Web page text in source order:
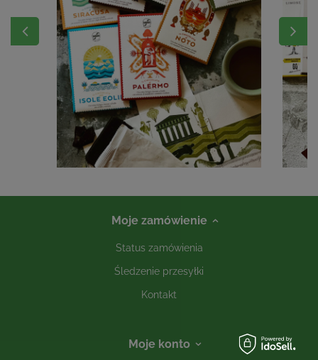
Moje zamówienie
Status zamówienia
Śledzenie przesyłki
Kontakt
Moje konto